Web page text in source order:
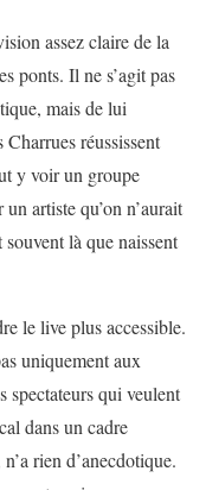
assez claire de la
ponts. Il ne s’agit pas
mais de lui
réussissent
y voir un groupe
artiste qu’on n’aurait
là que naissent
le live plus accessible.
uniquement aux
spectateurs qui veulent
dans un cadre
rien d’anecdotique.